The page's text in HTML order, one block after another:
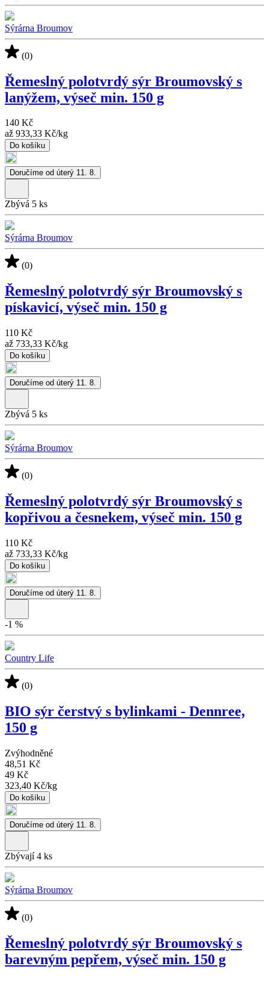
Sýrárna Broumov
(0)
Řemeslný polotvrdý sýr Broumovský s
lanýžem, výseč min. 150 g
140 Kč
až 933,33 Kč/kg
Do košíku
Doručíme od úterý 11. 8.
Zbývá 5 ks
Sýrárna Broumov
(0)
Řemeslný polotvrdý sýr Broumovský s
pískavicí, výseč min. 150 g
110 Kč
až 733,33 Kč/kg
Do košíku
Doručíme od úterý 11. 8.
Zbývá 5 ks
Sýrárna Broumov
(0)
Řemeslný polotvrdý sýr Broumovský s
kopřivou a česnekem, výseč min. 150 g
110 Kč
až 733,33 Kč/kg
Do košíku
Doručíme od úterý 11. 8.
-1 %
Country Life
(0)
BIO sýr čerstvý s bylinkami - Dennree,
150 g
Zvýhodněné
48,51 Kč
49 Kč
323,40 Kč/kg
Do košíku
Doručíme od úterý 11. 8.
Zbývají 4 ks
Sýrárna Broumov
(0)
Řemeslný polotvrdý sýr Broumovský s
barevným pepřem, výseč min. 150 g